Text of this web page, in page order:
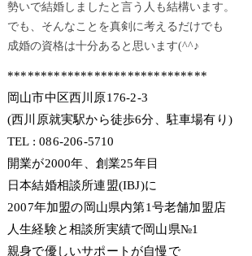
勢いで結婚しましたと言う人も結構います。
でも、そんなことを真剣に考えるだけでも
成婚の資格は十分あると思います(^^♪
******************************
岡山市中区西川原176-2-3
(西川原就実駅から徒歩6分、駐車場有り)
TEL : 086-206-5710
開業が2000年、創業25年目
日本結婚相談所連盟(IBJ)に
2007年加盟の岡山県内第1号老舗加盟店
人生経験と相談所実績で岡山県№1
親身で優しいサポートが自慢で